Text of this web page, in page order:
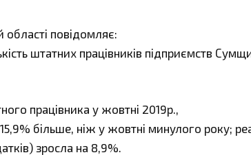
області повідомляє:
штатних працівників підприємств
працівника у жовтні 2019р.,
більше, ніж у жовтні минулого року;
зросла на 8,9%.